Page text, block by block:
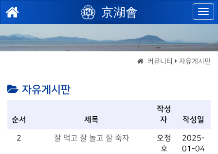
京湖會
커뮤니티 자유게시판
자유게시판
순서 제목
작성
자
작성일
2 잘 먹고 잘 놀고 잘 죽자
오정
호
2025-
01-04